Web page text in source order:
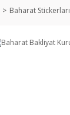
Baharat Stickerları